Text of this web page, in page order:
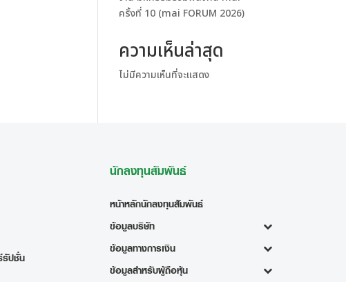
ครั้งที่ 10 (mai FORUM 2026)
ความเห็นล่าสุด
ไม่มีความเห็นที่จะแสดง
รัปชั่น
นักลงทุนสัมพันธ์
หน้าหลักนักลงทุนสัมพันธ์
ข้อมูลบริษัท
ข้อมูลทางการเงิน
ข้อมูลสำหรับผู้ถือหุ้น